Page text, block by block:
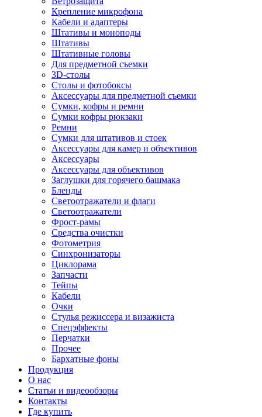
Крепление микрофона
Кабели и адаптеры
Штативы и моноподы
Штативы
Штативные головы
Для предметной съемки
3D-столы
Столы и фотобоксы
Аксессуары для предметной съемки
Сумки, кофры и ремни
Сумки кофры рюкзаки
Ремни
Сумки для штативов и стоек
Аксессуары для камер и объективов
Аксессуары
Аксессуары для объективов
Заглушки для горячего башмака
Бленды
Светоотражатели и флаги
Светоотражатели
Фрост-рамы
Средства очистки
Фотометрия
Синхронизаторы
Циклорама
Запчасти
Тейпы
Кабели
Очки
Стулья режиссера и визажиста
Спецэффекты
Перчатки
Прочее
Бархатные фоны
Продукция
О нас
Статьи и видеообзоры
Контакты
Где купить